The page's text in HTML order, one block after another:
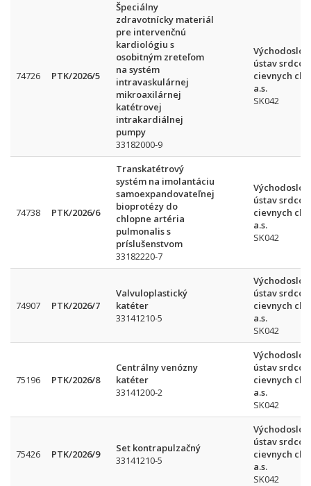
74726 PTK/2026/5
Špeciálny
zdravotnícky materiál
pre intervenčnú
kardiológiu s
osobitným zreteľom
na systém
intravaskulárnej
mikroaxilárnej
katétrovej
intrakardiálnej
pumpy
33182000-9
ústav
cievnych
a.s.
SK042
74738 PTK/2026/6
Transkatétrový
systém na imolantáciu
samoexpandovateľnej
bioprotézy do
chlopne artéria
pulmonalis s
príslušenstvom
33182220-7
ústav
cievnych
a.s.
SK042
74907 PTK/2026/7
Valvuloplastický
katéter
33141210-5
ústav
cievnych
a.s.
SK042
75196 PTK/2026/8
Centrálny venózny
katéter
33141200-2
ústav
cievnych
a.s.
SK042
75426 PTK/2026/9
Set kontrapulzačný
33141210-5
ústav
cievnych
a.s.
SK042